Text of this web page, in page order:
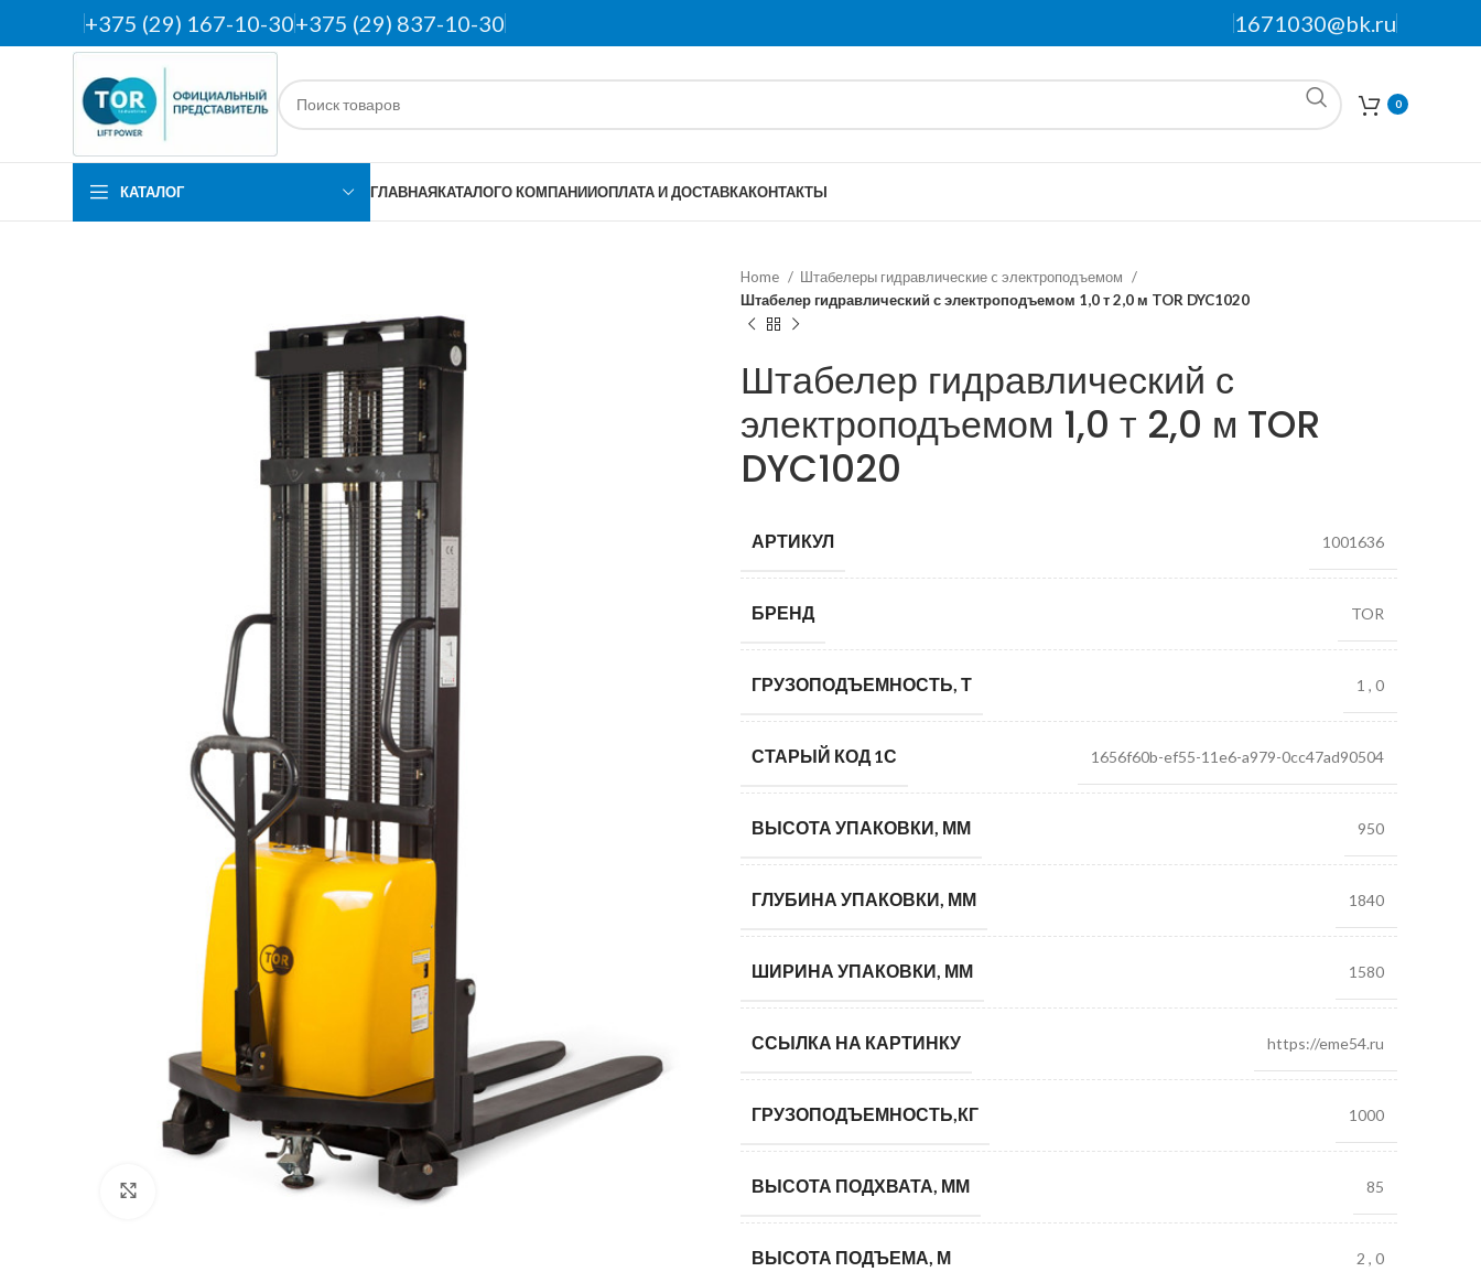
+375 (29) 167-10-30+375 (29) 837-10-30 1671030@bk.ru
0
КАТАЛОГ ГЛАВНАЯКАТАЛОГО КОМПАНИИОПЛАТА И ДОСТАВКАКОНТАКТЫ
Нажмите, чтобы увеличить
Home
Штабелеры гидравлические c электроподъемом
Штабелер гидравлический с электроподъемом 1,0 т 2,0 м TOR DYC1020
Штабелер гидравлический с
электроподъемом 1,0 т 2,0 м TOR
DYC1020
АРТИКУЛ 1001636
БРЕНД TOR
ГРУЗОПОДЪЕМНОСТЬ, Т 1 , 0
СТАРЫЙ КОД 1С 1656f60b-ef55-11e6-a979-0cc47ad90504
ВЫСОТА УПАКОВКИ, ММ 950
ГЛУБИНА УПАКОВКИ, ММ 1840
ШИРИНА УПАКОВКИ, ММ 1580
ССЫЛКА НА КАРТИНКУ https://eme54.ru
ГРУЗОПОДЪЕМНОСТЬ,КГ 1000
ВЫСОТА ПОДХВАТА, ММ 85
ВЫСОТА ПОДЪЕМА, М 2 , 0